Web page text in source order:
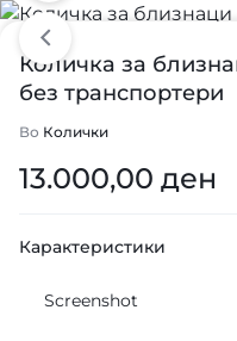
Количка за
без транспортери
Во Колички
13.000,00 ден
Карактеристики
Screenshot